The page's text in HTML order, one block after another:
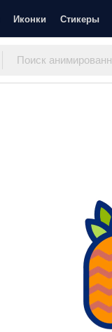
Иконки Стикеры